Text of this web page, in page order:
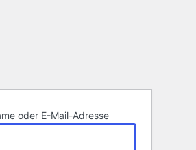
oder E-Mail-Adresse